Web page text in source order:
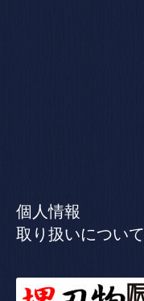
個人情報
取り扱いについて